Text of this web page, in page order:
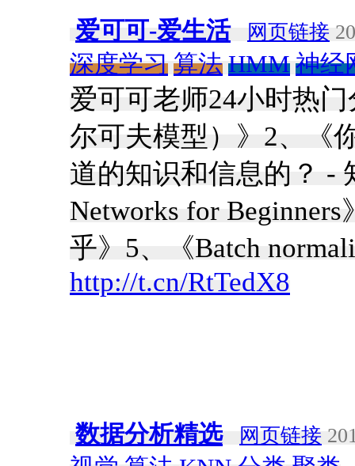
爱可可-爱生活 网页链接
深度学习 算法 HMM 神经
爱可可老师24小时热
尔可夫模型）》2、《
道的知识和信息的？ -
Networks for
乎》5、《Batch
http://t.cn/RtTedX8
数据分析精选 网页链接